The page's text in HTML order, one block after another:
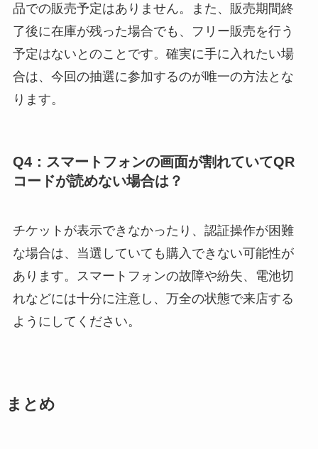
品での販売予定はありません。また、販売期間終
了後に在庫が残った場合でも、フリー販売を行う
予定はないとのことです。確実に手に入れたい場
合は、今回の抽選に参加するのが唯一の方法とな
ります。
Q4：スマートフォンの画面が割れていてQR
コードが読めない場合は？
チケットが表示できなかったり、認証操作が困難
な場合は、当選していても購入できない可能性が
あります。スマートフォンの故障や紛失、電池切
れなどには十分に注意し、万全の状態で来店する
ようにしてください。
まとめ